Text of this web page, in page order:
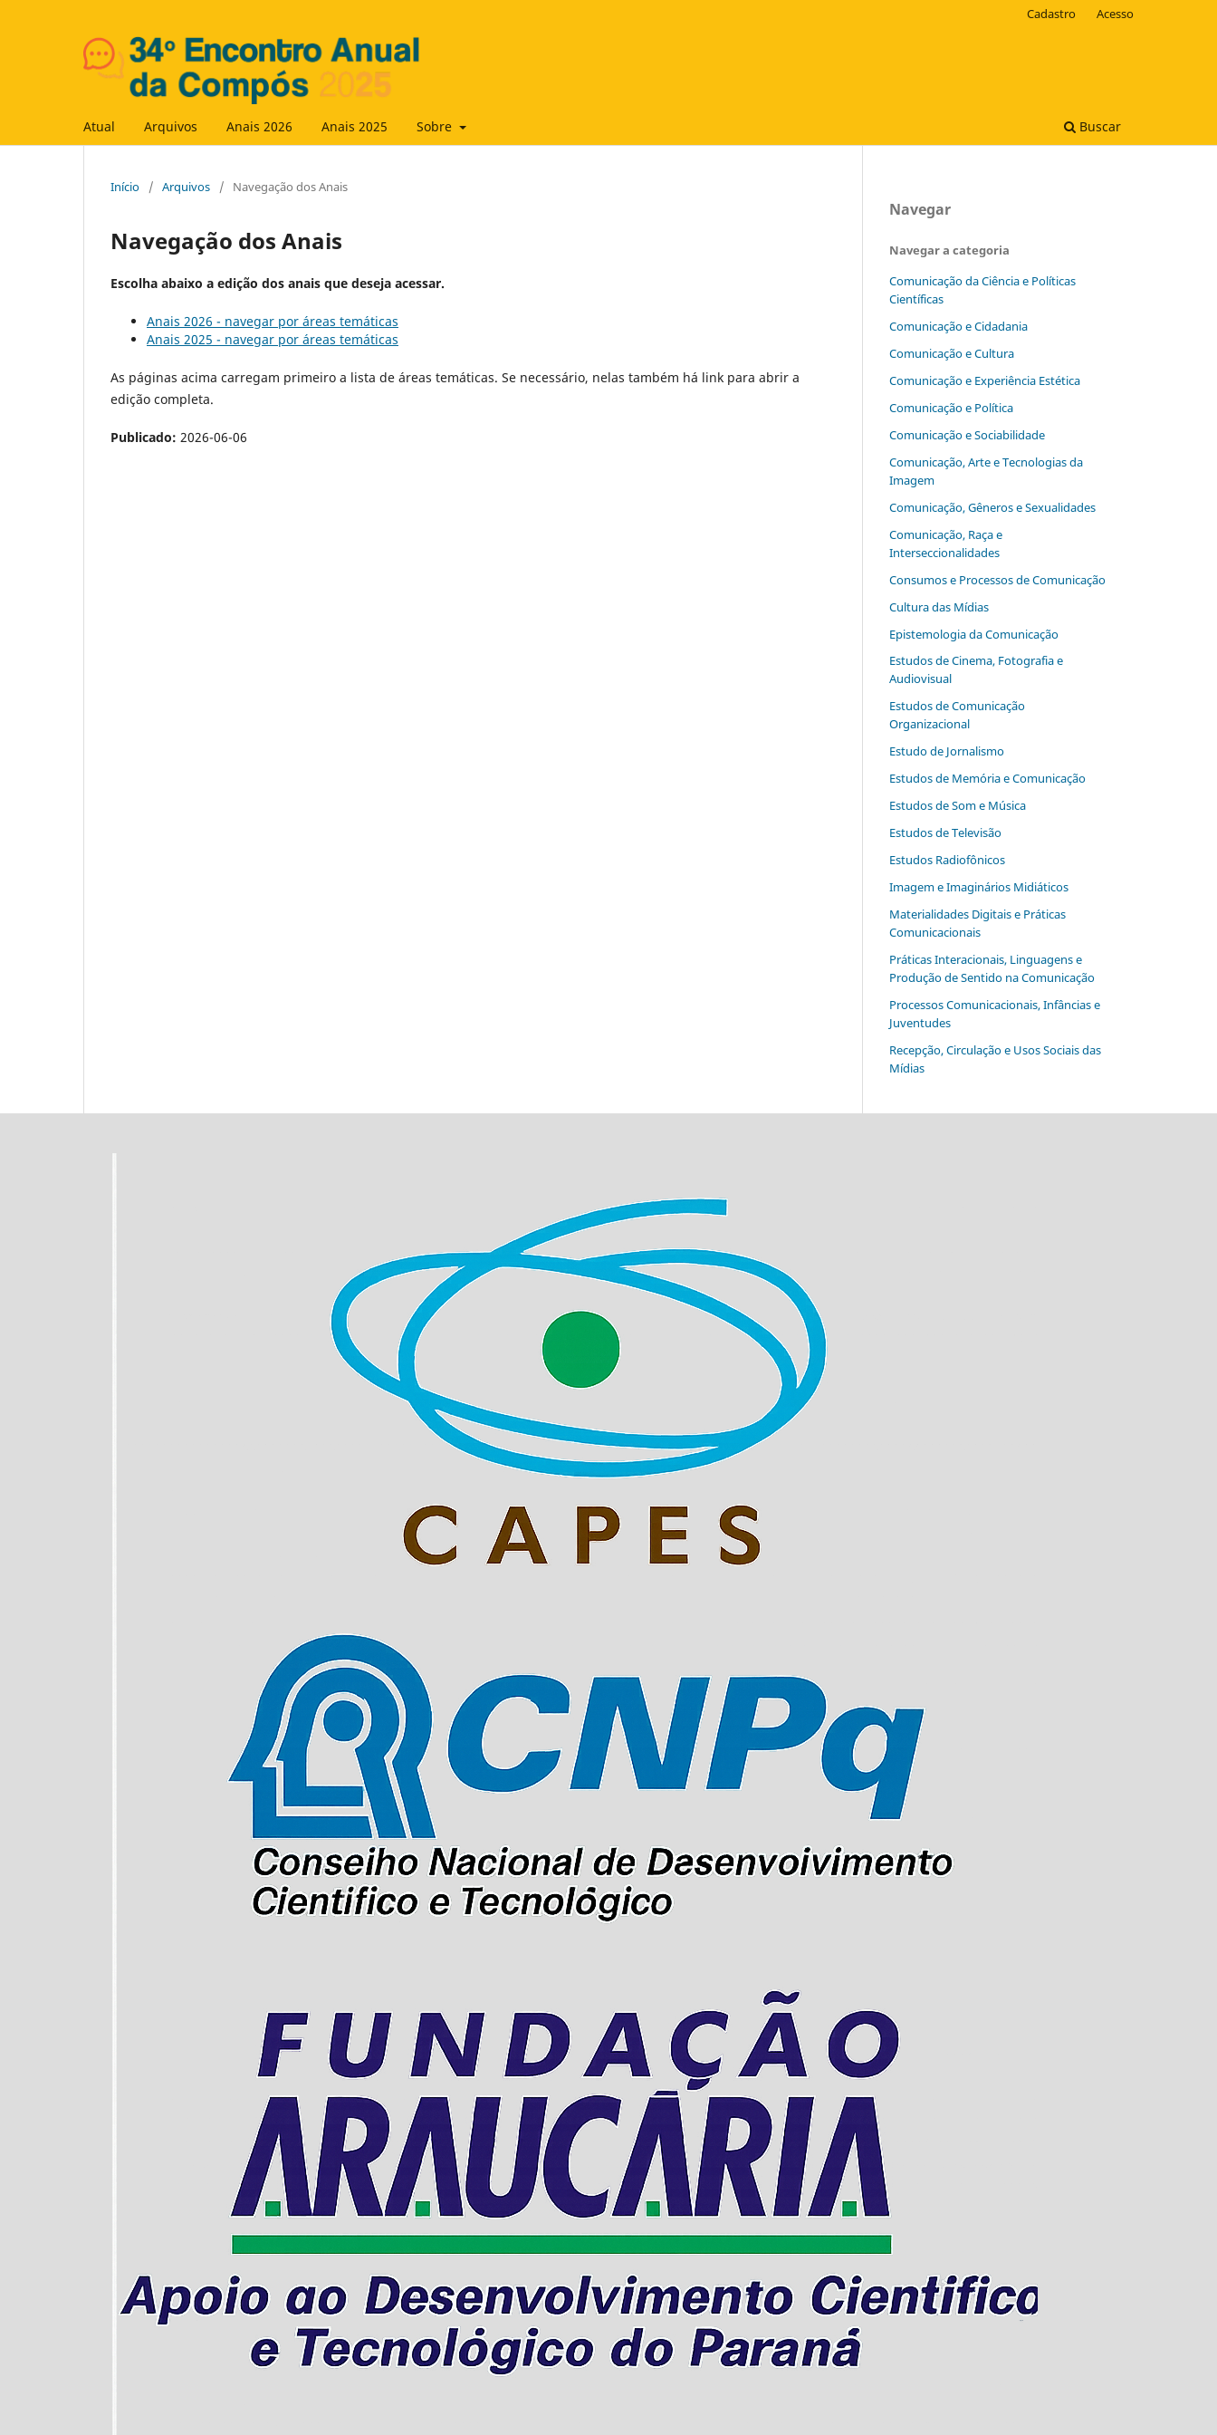
Atual Arquivos Anais 2026 Anais 2025 Sobre Buscar
Cadastro Acesso
Início / Arquivos / Navegação dos Anais
Navegação dos Anais
Escolha abaixo a edição dos anais que deseja acessar.
Anais 2026 - navegar por áreas temáticas
Anais 2025 - navegar por áreas temáticas
As páginas acima carregam primeiro a lista de áreas temáticas. Se necessário, nelas também há link para abrir a
edição completa.
Publicado: 2026-06-06
Navegar
Navegar a categoria
Comunicação da Ciência e Políticas
Científicas
Comunicação e Cidadania
Comunicação e Cultura
Comunicação e Experiência Estética
Comunicação e Política
Comunicação e Sociabilidade
Comunicação, Arte e Tecnologias da
Imagem
Comunicação, Gêneros e Sexualidades
Comunicação, Raça e
Interseccionalidades
Consumos e Processos de Comunicação
Cultura das Mídias
Epistemologia da Comunicação
Estudos de Cinema, Fotografia e
Audiovisual
Estudos de Comunicação
Organizacional
Estudo de Jornalismo
Estudos de Memória e Comunicação
Estudos de Som e Música
Estudos de Televisão
Estudos Radiofônicos
Imagem e Imaginários Midiáticos
Materialidades Digitais e Práticas
Comunicacionais
Práticas Interacionais, Linguagens e
Produção de Sentido na Comunicação
Processos Comunicacionais, Infâncias e
Juventudes
Recepção, Circulação e Usos Sociais das
Mídias